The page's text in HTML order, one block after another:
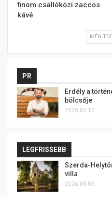
finom csallóközi zaccos
kávé
MÉG
PR
Erdély a
bölcsője
2025.07.17.
LEGFRISSEBB
Szerda-
villa
2026.08.05.